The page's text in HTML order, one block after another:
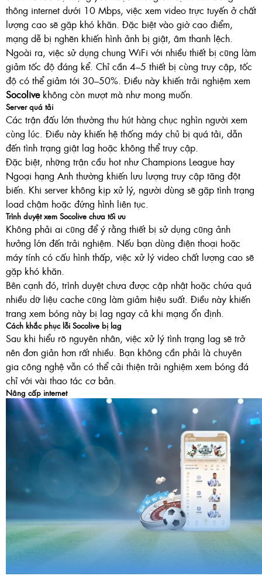
thông internet dưới 10 Mbps, việc xem video trực tuyến ở chất
lượng cao sẽ gặp khó khăn. Đặc biệt vào giờ cao điểm,
mạng dễ bị nghẽn khiến hình ảnh bị giật, âm thanh lệch.
Ngoài ra, việc sử dụng chung WiFi với nhiều thiết bị cũng làm
giảm tốc độ đáng kể. Chỉ cần 4–5 thiết bị cùng truy cập, tốc
độ có thể giảm tới 30–50%. Điều này khiến trải nghiệm xem
Socolivekhông còn mượt mà như mong muốn.
Server quá tải
Các trận đấu lớn thường thu hút hàng chục nghìn người xem
cùng lúc. Điều này khiến hệ thống máy chủ bị quá tải, dẫn
đến tình trạng giật lag hoặc không thể truy cập.
Đặc biệt, những trận cầu hot như Champions League hay
Ngoại hạng Anh thường khiến lưu lượng truy cập tăng đột
biến. Khi server không kịp xử lý, người dùng sẽ gặp tình trạng
load chậm hoặc đứng hình liên tục.
Trình duyệt xem Socolive chưa tối ưu
Không phải ai cũng để ý rằng thiết bị sử dụng cũng ảnh
hưởng lớn đến trải nghiệm. Nếu bạn dùng điện thoại hoặc
máy tính có cấu hình thấp, việc xử lý video chất lượng cao sẽ
gặp khó khăn.
Bên cạnh đó, trình duyệt chưa được cập nhật hoặc chứa quá
nhiều dữ liệu cache cũng làm giảm hiệu suất. Điều này khiến
trang xem bóng này bị lag ngay cả khi mạng ổn định.
Cách khắc phục lỗi Socolive bị lag
Sau khi hiểu rõ nguyên nhân, việc xử lý tình trạng lag sẽ trở
nên đơn giản hơn rất nhiều. Bạn không cần phải là chuyên
gia công nghệ vẫn có thể cải thiện trải nghiệm xem bóng đá
chỉ với vài thao tác cơ bản.
Nâng cấp internet